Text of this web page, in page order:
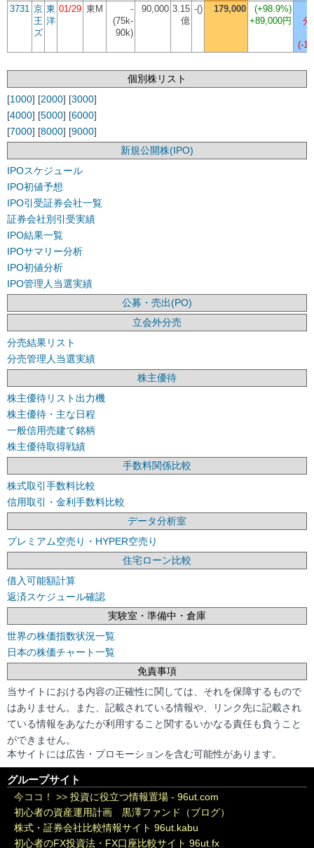
3731 京
王
ズ
東
洋
01/29 東M
-
(75k-
90k)
90,000 3.15
億
-() 179,000 (+98.9%)
+89,000円
分
(-
個別株リスト
[1000] [2000] [3000]
[4000] [5000] [6000]
[7000] [8000] [9000]
新規公開株(IPO)
IPOスケジュール
IPO初値予想
IPO引受証券会社一覧
証券会社別引受実績
IPO結果一覧
IPOサマリー分析
IPO初値分析
IPO管理人当選実績
公募・売出(PO)
立会外分売
分売結果リスト
分売管理人当選実績
株主優待
株主優待リスト出力機
株主優待・主な日程
一般信用売建て銘柄
株主優待取得戦績
手数料関係比較
株式取引手数料比較
信用取引・金利手数料比較
データ分析室
プレミアム空売り・HYPER空売り
住宅ローン比較
借入可能額計算
返済スケジュール確認
実験室・準備中・倉庫
世界の株価指数状況一覧
日本の株価チャート一覧
免責事項
当サイトにおける内容の正確性に関しては、それを保障するもので
はありません。また、記載されている情報や、リンク先に記載され
ている情報をあなたが利用すること関するいかなる責任も負うこと
ができません。
本サイトには広告・プロモーションを含む可能性があります。
グループサイト
今ココ！ >> 投資に役立つ情報置場 - 96ut.com
初心者の資産運用計画 黒澤ファンド（ブログ）
株式・証券会社比較情報サイト 96ut.kabu
初心者のFX投資法・FX口座比較サイト 96ut.fx